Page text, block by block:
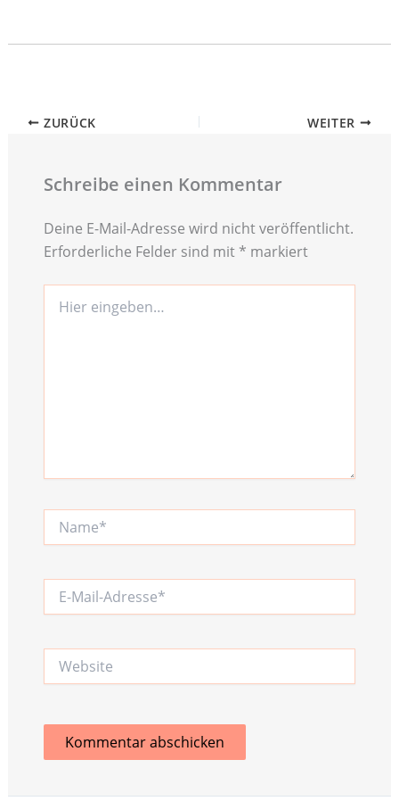
ZURÜCK WEITER
Schreibe einen Kommentar
Deine E-Mail-Adresse wird nicht veröffentlicht.
Erforderliche Felder sind mit * markiert
eingeben…
Mail-